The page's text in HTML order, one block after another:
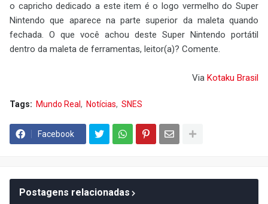
o capricho dedicado a este item é o logo vermelho do Super
Nintendo que aparece na parte superior da maleta quando
fechada. O que você achou deste Super Nintendo portátil
dentro da maleta de ferramentas, leitor(a)? Comente.
Via Kotaku Brasil
Tags: Mundo Real Notícias SNES
Facebook
Postagens relacionadas